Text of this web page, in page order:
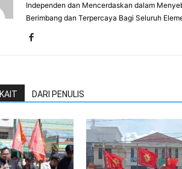
Independen dan Mencerdaskan dalam
Berimbang dan Terpercaya Bagi Seluruh
DARI PENULIS